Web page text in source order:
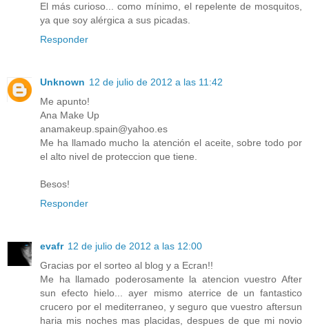
El más curioso... como mínimo, el repelente de mosquitos,
ya que soy alérgica a sus picadas.
Responder
Unknown 12 de julio de 2012 a las 11:42
Me apunto!
Ana Make Up
anamakeup.spain@yahoo.es
Me ha llamado mucho la atención el aceite, sobre todo por
el alto nivel de proteccion que tiene.
Besos!
Responder
evafr 12 de julio de 2012 a las 12:00
Gracias por el sorteo al blog y a Ecran!!
Me ha llamado poderosamente la atencion vuestro After
sun efecto hielo... ayer mismo aterrice de un fantastico
crucero por el mediterraneo, y seguro que vuestro aftersun
haria mis noches mas placidas, despues de que mi novio